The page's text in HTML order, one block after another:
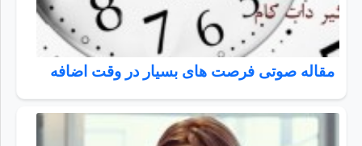
مقاله صوتی فرصت های بسیار در وقت اضافه